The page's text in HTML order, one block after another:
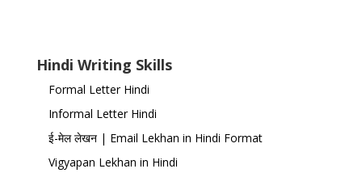
Hindi Writing Skills
Formal Letter Hindi
Informal Letter Hindi
ई-मेल लेखन | Email Lekhan in Hindi Format
Vigyapan Lekhan in Hindi